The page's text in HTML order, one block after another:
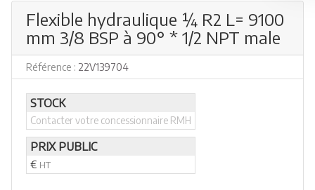
Flexible hydraulique ¼ R2 L= 9100
mm 3/8 BSP à 90° * 1/2 NPT male
Référence : 22V139704
STOCK
Contacter votre concessionnaire RMH
PRIX PUBLIC
€ HT